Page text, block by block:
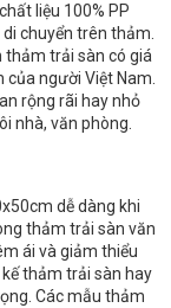
liệu 100% PP
chuyển trên thảm.
thảm trải sàn có giá
của người Việt Nam.
rộng rãi hay nhỏ
nhà, văn phòng.
dễ dàng khi
thảm trải sàn văn
ái và giảm thiểu
thảm trải sàn hay
Các mẫu thảm